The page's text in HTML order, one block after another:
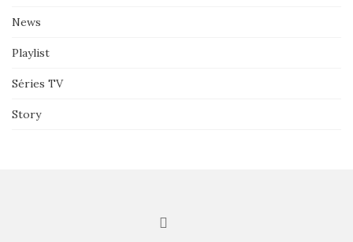
News
Playlist
Séries TV
Story